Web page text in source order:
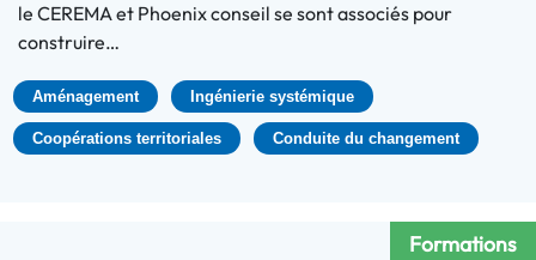
le CEREMA et Phoenix conseil se sont associés pour
construire…
Aménagement Ingénierie systémique
Coopérations territoriales Conduite du changement
Formations